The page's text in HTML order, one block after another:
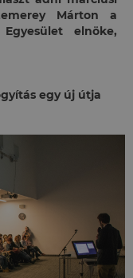
Márton a
Egyesület elnöke,
egy új útja